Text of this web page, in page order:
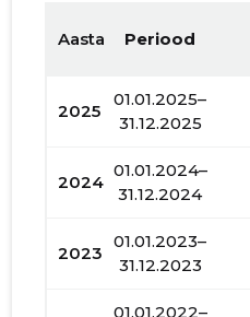
Aasta Periood
2025
01.01.2025–
31.12.2025
2024
01.01.2024–
31.12.2024
2023
01.01.2023–
31.12.2023
01.01.2022–